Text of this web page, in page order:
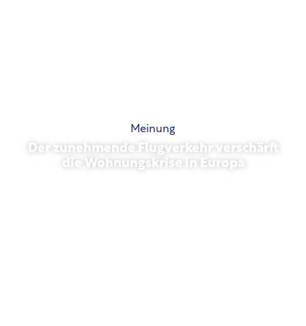
Meinung
Der zunehmende Flugverkehr verschärft
die Wohnungskrise in Europa